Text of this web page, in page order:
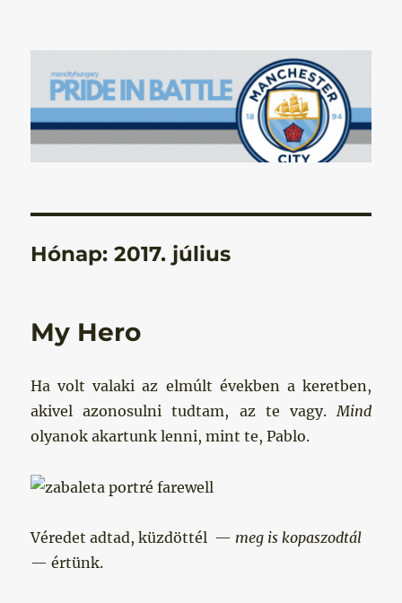
Manchester City Blog – Pride In
Battle
Hónap:2017. július
My Hero
Ha volt valaki az elmúlt években a keretben,
akivel azonosulni tudtam, az te vagy. Mind
olyanok akartunk lenni, mint te, Pablo.
Véredet adtad, küzdöttél — meg is kopaszodtál
— értünk.